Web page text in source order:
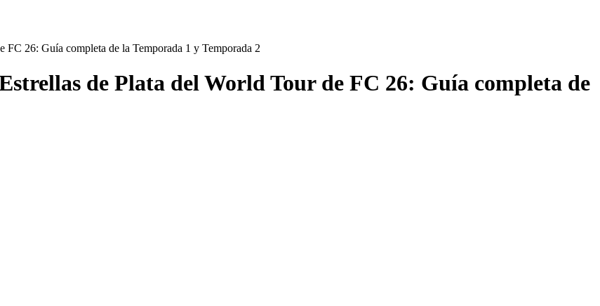
FC 26: Guía completa de la Temporada 1 y Temporada 2
de Plata del World Tour de FC 26: Guía completa de